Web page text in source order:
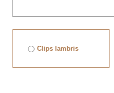
Clips lambris